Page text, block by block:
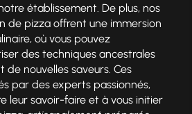
établissement. De plus, nos
de pizza offrent une immersion
où vous pouvez
des techniques ancestrales
nouvelles saveurs. Ces
par des experts passionnés,
leur savoir-faire et à vous initier